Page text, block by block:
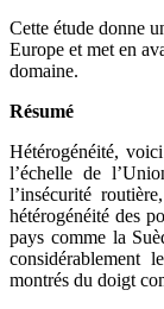
Cette étude donne
Europe et met en
domaine.
Résumé
Hétérogénéité,
l’échelle de
l’insécurité
hétérogénéité des
pays comme la
considérablement
montrés du doigt